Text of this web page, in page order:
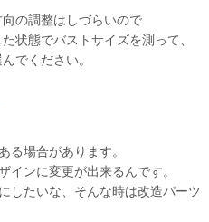
の調整はしづらいので
状態でバストサイズを測って、
でください。
る場合があります。
インに変更が出来るんです。
したいな、そんな時は改造パーツ